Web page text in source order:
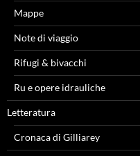
Mappe
Note di viaggio
Rifugi & bivacchi
Ru e opere idrauliche
Letteratura
Cronaca di Gilliarey